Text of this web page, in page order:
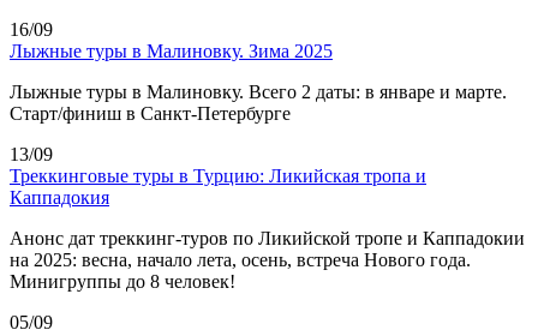
16/09
Лыжные туры в Малиновку. Зима 2025
Лыжные туры в Малиновку. Всего 2 даты: в январе и марте.
Старт/финиш в Санкт-Петербурге
13/09
Треккинговые туры в Турцию: Ликийская тропа и
Каппадокия
Анонс дат треккинг-туров по Ликийской тропе и Каппадокии
на 2025: весна, начало лета, осень, встреча Нового года.
Минигруппы до 8 человек!
05/09